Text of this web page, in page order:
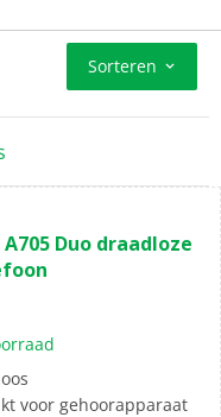
Sorteren
Duo draadloze
voor gehoorapparaat